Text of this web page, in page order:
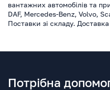
вантажних автомобілів та
DAF, Mercedes-Benz, Volvo,
Поставки зі складу. Доставка
Потрібна